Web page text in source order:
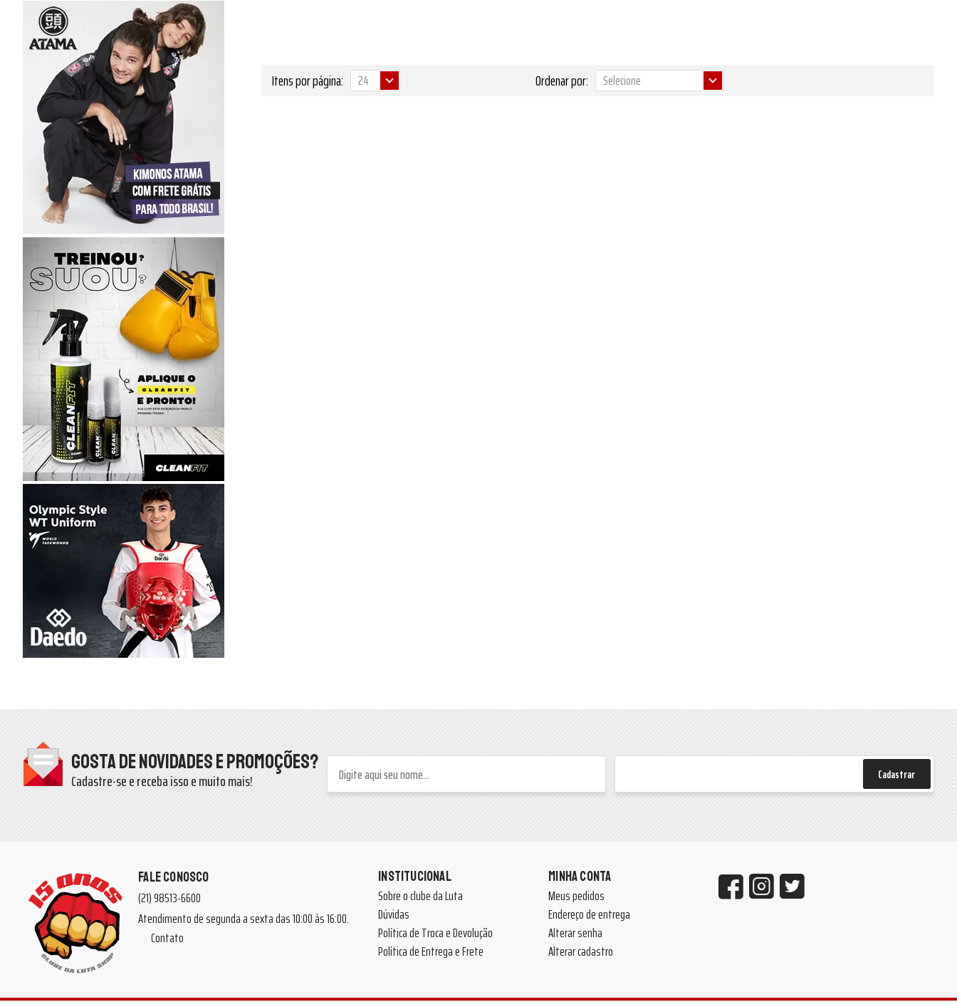
Itens por página: Ordenar por:
Gosta de novidades e promoções?
Cadastre-se e receba isso e muito mais! Cadastrar
FALE CONOSCO
(21) 98513-6600
Atendimento de segunda a sexta das 10:00 às 16:00.
Contato
INSTITUCIONAL
Sobre o clube da Luta
Dúvidas
Política de Troca e Devolução
Política de Entrega e Frete
MINHA CONTA
Meus pedidos
Endereço de entrega
Alterar senha
Alterar cadastro